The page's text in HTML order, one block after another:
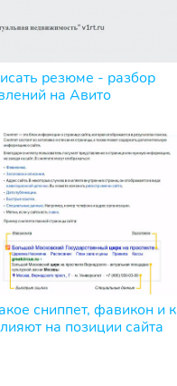
резюме - разбор
на Авито
сниппет, фавикон и
на позиции сайта